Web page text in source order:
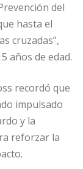
del
hasta el
cruzadas”,
años de edad.
recordó que
impulsado
y la
reforzar la